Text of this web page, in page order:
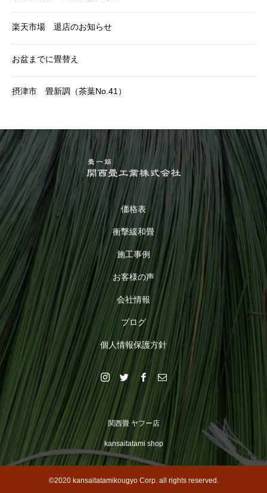
楽天市場 退店のお知らせ
お盆までに畳替え
摂津市 畳新調（茶葉No.41）
価格表
衝撃緩和畳
施工事例
お客様の声
会社情報
ブログ
個人情報保護方針
関西畳 ヤフー店
kansaitatami shop
©2020 kansaitatamikougyo Corp. all rights reserved.